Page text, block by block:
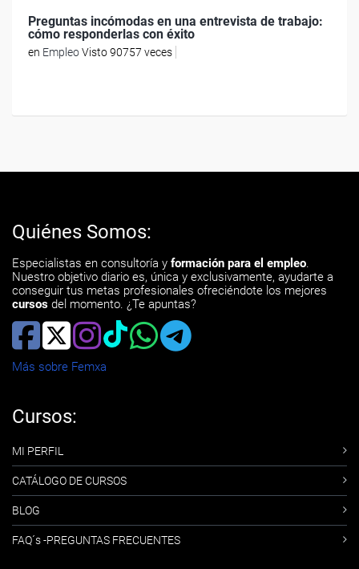
Preguntas incómodas en una entrevista de trabajo:
cómo responderlas con éxito
en EmpleoVisto 90757 veces
Quiénes Somos:
Especialistas en consultoría y formación para el empleo.
Nuestro objetivo diario es, única y exclusivamente, ayudarte a
conseguir tus metas profesionales ofreciéndote los mejores
cursos del momento. ¿Te apuntas?
Más sobre Femxa
Cursos:
MI PERFIL
CATÁLOGO DE CURSOS
BLOG
FAQ´s -PREGUNTAS FRECUENTES